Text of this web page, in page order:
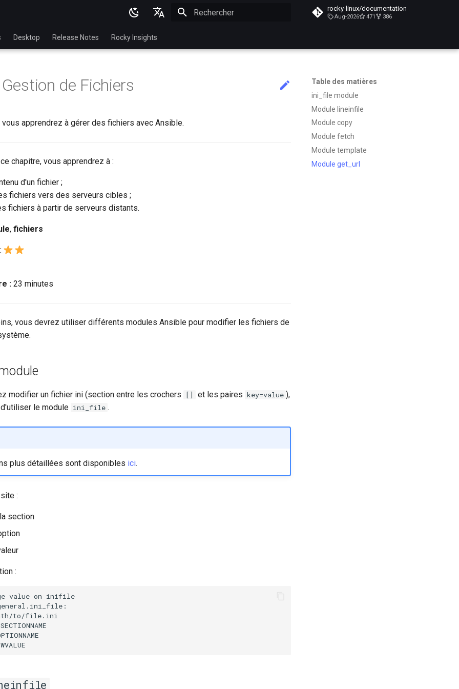
English
Italian
rocky-linux/documentation
Aug-2026 471 386
Desktop Release Notes Rocky Insights
Table des matières
ini_file module
Module lineinfile
Module copy
Module fetch
Module template
Module get_url
de Fichiers
vous apprendrez à gérer des fichiers avec Ansible.
chapitre, vous apprendrez à :
d'un fichier ;
fichiers vers des serveurs cibles ;
fichiers à partir de serveurs distants.
, fichiers
:
: 23 minutes
vous devrez utiliser différents modules Ansible pour modifier les fichiers de
modifier un fichier ini (section entre les crochers [] et les paires key=value ),
le module ini_file .
plus détaillées sont disponibles ici.
:
section
:
value on